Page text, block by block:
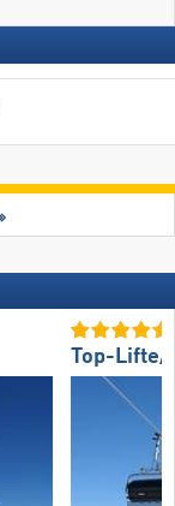
Top-Lifte/